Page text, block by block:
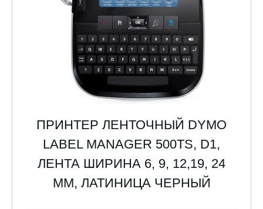
ПРИНТЕР ЛЕНТОЧНЫЙ DYMO
LABEL MANAGER 500TS, D1,
ЛЕНТА ШИРИНА 6, 9, 12,19, 24
ММ, ЛАТИНИЦА ЧЕРНЫЙ